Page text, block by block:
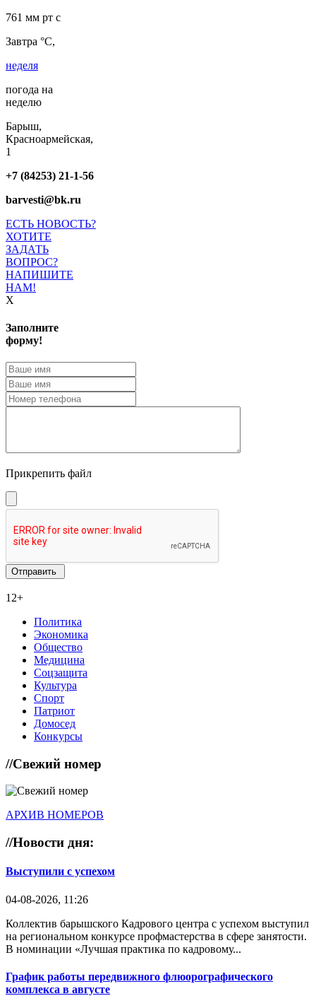
761 мм рт с
Завтра °C,
неделя
погода на
неделю
Барыш,
Красноармейская,
1
+7 (84253) 21-1-56
barvesti@bk.ru
ЕСТЬ НОВОСТЬ?
ХОТИТЕ
ЗАДАТЬ
ВОПРОС?
НАПИШИТЕ
НАМ!
X
Заполните
форму!
Прикрепить файл
12+
Политика
Экономика
Общество
Медицина
Соцзащита
Культура
Спорт
Патриот
Домосед
Конкурсы
//Свежий номер
АРХИВ НОМЕРОВ
//Новости дня:
Выступили с успехом
04-08-2026, 11:26
Коллектив барышского Кадрового центра с успехом выступил
на региональном конкурсе профмастерства в сфере занятости.
В номинации «Лучшая практика по кадровому...
График работы передвижного флюорографического
комплекса в августе